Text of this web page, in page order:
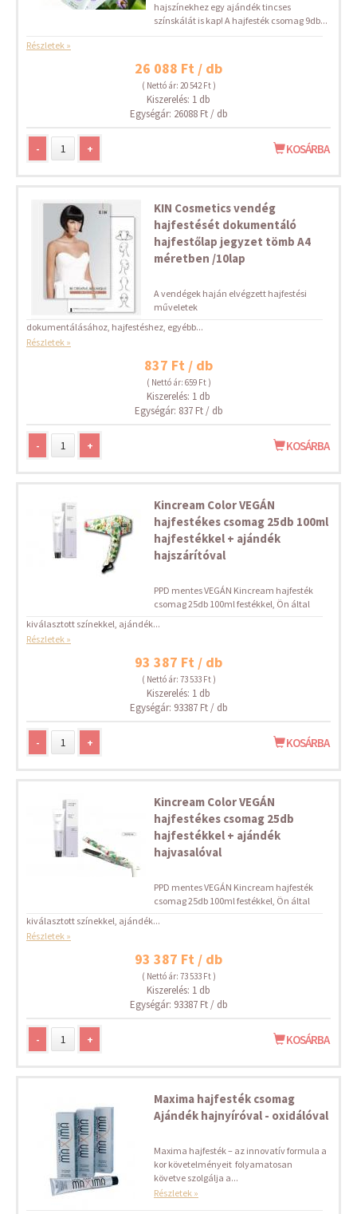
hajszínekhez egy ajándék tincses
színskálát is kap! A hajfesték csomag 9db...
Részletek »
26 088 Ft / db
( Nettó ár: 20 542 Ft )
Kiszerelés: 1 db
Egységár: 26088 Ft / db
- + KOSÁRBA
KIN Cosmetics vendég
hajfestését dokumentáló
hajfestőlap jegyzet tömb A4
méretben /10lap
A vendégek haján elvégzett hajfestési
műveletek
dokumentálásához, hajfestéshez, egyébb...
Részletek »
837 Ft / db
( Nettó ár: 659 Ft )
Kiszerelés: 1 db
Egységár: 837 Ft / db
- + KOSÁRBA
Kincream Color VEGÁN
hajfestékes csomag 25db 100ml
hajfestékkel + ajándék
hajszárítóval
PPD mentes VEGÁN Kincream hajfesték
csomag 25db 100ml festékkel, Ön által
kiválasztott színekkel, ajándék...
Részletek »
93 387 Ft / db
( Nettó ár: 73 533 Ft )
Kiszerelés: 1 db
Egységár: 93387 Ft / db
- + KOSÁRBA
Kincream Color VEGÁN
hajfestékes csomag 25db
hajfestékkel + ajándék
hajvasalóval
PPD mentes VEGÁN Kincream hajfesték
csomag 25db 100ml festékkel, Ön által
kiválasztott színekkel, ajándék...
Részletek »
93 387 Ft / db
( Nettó ár: 73 533 Ft )
Kiszerelés: 1 db
Egységár: 93387 Ft / db
- + KOSÁRBA
Maxima hajfesték csomag
Ajándék hajnyíróval - oxidálóval
Maxima hajfesték – az innovatív formula a
kor követelményeit folyamatosan
követve szolgálja a...
Részletek »